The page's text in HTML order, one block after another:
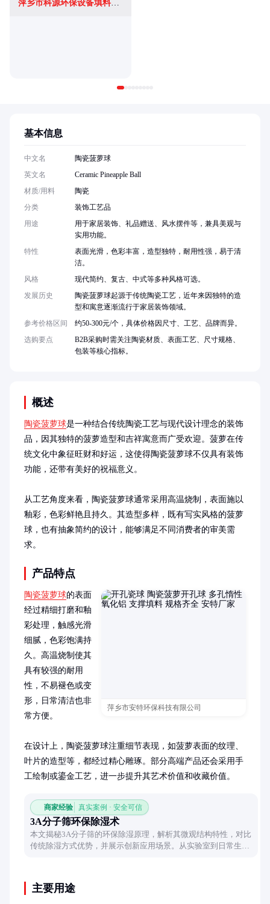
萍乡市科源环保设备填料有限公司
概述
陶瓷菠萝球是一种结合传统陶瓷工艺与现代设计理念的装饰
品，因其独特的菠萝造型和吉祥寓意而广受欢迎。菠萝在传
统文化中象征旺财和好运，这使得陶瓷菠萝球不仅具有装饰
功能，还带有美好的祝福意义。
从工艺角度来看，陶瓷菠萝球通常采用高温烧制，表面施以
釉彩，色彩鲜艳且持久。其造型多样，既有写实风格的菠萝
球，也有抽象简约的设计，能够满足不同消费者的审美需
求。
产品特点
萍乡市安特环保科技有限公司
陶瓷菠萝球的表面
经过精细打磨和釉
彩处理，触感光滑
细腻，色彩饱满持
久。高温烧制使其
具有较强的耐用
性，不易褪色或变
形，日常清洁也非
常方便。
在设计上，陶瓷菠萝球注重细节表现，如菠萝表面的纹理、
叶片的造型等，都经过精心雕琢。部分高端产品还会采用手
工绘制或鎏金工艺，进一步提升其艺术价值和收藏价值。
商家经验 真实案例 · 安全可信
3A分子筛环保除湿术
本文揭秘3A分子筛的环保除湿原理，解析其微观结构特性，对比
传统除湿方式优势，并展示创新应用场景。从实验室到日常生
主要用途
基本信息
中文名
陶瓷菠萝球
英文名
Ceramic Pineapple Ball
材质/用料
陶瓷
分类
装饰工艺品
用途
用于家居装饰、礼品赠送、风水摆件等，兼具美观与
实用功能。
特性
表面光滑，色彩丰富，造型独特，耐用性强，易于清
洁。
风格
现代简约、复古、中式等多种风格可选。
发展历史
陶瓷菠萝球起源于传统陶瓷工艺，近年来因独特的造
型和寓意逐渐流行于家居装饰领域。
参考价格区间
约50-300元/个，具体价格因尺寸、工艺、品牌而异。
选购要点
B2B采购时需关注陶瓷材质、表面工艺、尺寸规格、
包装等核心指标。